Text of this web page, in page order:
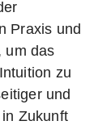
Praxis und
um das
zu
und
Zukunft